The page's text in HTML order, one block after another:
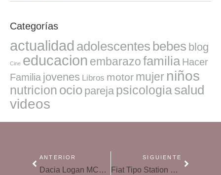
Categorías
actualidad adolescentes bebes blog
Cine educacion embarazofamilia Hacer
Familia jovenes Libros motor mujer niños
nutricion ocio pareja psicologiasalud
videos
ANTERIOR
Dacia Logan MCV. Fiel a sus principios
SIGUIENTE
Fiat Tipo Station Wagon, funcionalidad mediterránea